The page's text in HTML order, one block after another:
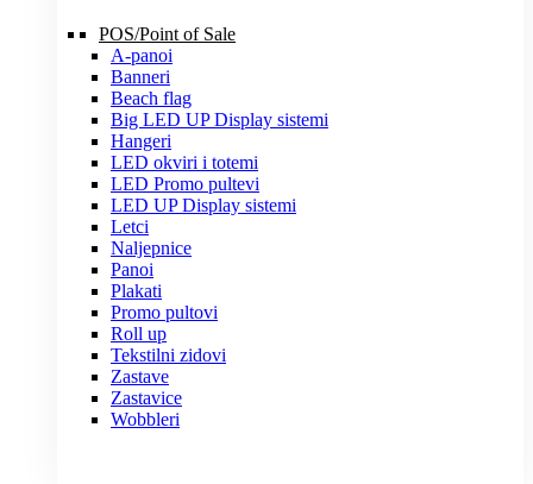
POS/Point of Sale
A-panoi
Banneri
Beach flag
Big LED UP Display sistemi
Hangeri
LED okviri i totemi
LED Promo pultevi
LED UP Display sistemi
Letci
Naljepnice
Panoi
Plakati
Promo pultovi
Roll up
Tekstilni zidovi
Zastave
Zastavice
Wobbleri